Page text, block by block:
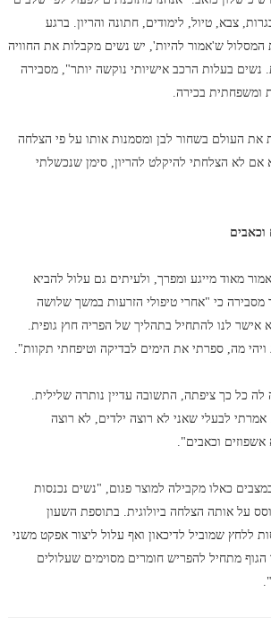
צבא, טיול, לימודים, חתונה והריון. ברגע
ש'אמור להיות', יש נשים מקבלות את החוויה
בעלות הרכב אישיותי נוקשה יותר", מסבירה
ומשפחתית בכירה.
את העולם בשחור לבן ומסמנות אותו על פי הצלחה
אם לא הצלחתי להיקלט להריון, סימן שנכשלתי
וכאבים
מאוד מייגע ומפרך, ולעיתים גם עלול להביא
כי "אחרי טיפולי הזרעות במשך שלושה
אישר לנו להתחיל בתהליך של הפריה חוץ גופית.
מה, ספרתי את הימים לבדיקה וטיפחתי תקוות".
כל כך ציפתה, התשובה עדיין נותרה שלילית.
לבעלי שאני לא רוצה ילדים, לא רוצה
אשפוזים וכאבים".
כאלו מקבילה למוצר פגום, "נשים נכנסות
על אותה הצלחה ביולוגית. בתוספת השעון
ללחץ שמוביל לדיכאון ואף עלול ליצור אפקט משני
הגוף מתחיל להפריש חומרים מסוימים שעלולים